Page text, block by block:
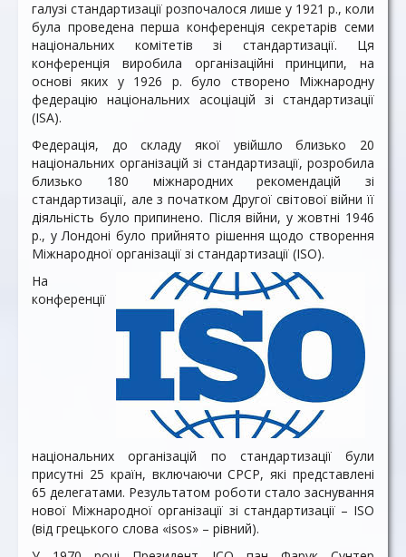
галузі стандартизації розпочалося лише у 1921 p., коли
була проведена перша конференція секретарів семи
національних комітетів зі стандартизації. Ця
конференція виробила організаційні принципи, на
основі яких у 1926 р. було створено Міжнародну
федерацію національних асоціацій зі стандартизації
(ISA).
Федерація, до складу якої увійшло близько 20
національних організацій зі стандартизації, розробила
близько 180 міжнародних рекомендацій зі
стандартизації, але з початком Другої світової війни її
діяльність було припинено. Після війни, у жовтні 1946
p., у Лондоні було прийнято рішення щодо створення
Міжнародної організації зі стандартизації (ISO).
На
конференції
національних організацій по стандартизації були
присутні 25 країн, включаючи СРСР, які представлені
65 делегатами. Результатом роботи стало заснування
нової Міжнародної організації зі стандартизації – ISO
(від грецького слова «isos» – рівний).